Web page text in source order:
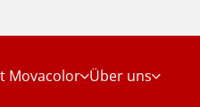
Movacolor Über uns